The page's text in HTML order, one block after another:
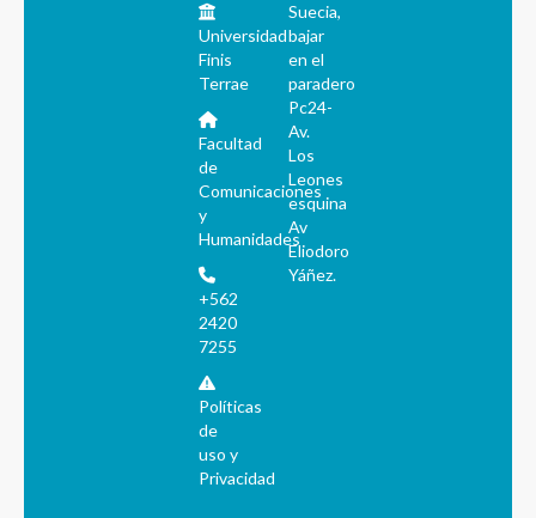
Universidad
Finis
Terrae
Facultad
de
Comunicaciones
y
Humanidades
+562
2420
7255
Políticas
de
uso y
Privacidad
Suecia,
bajar
en el
paradero
Pc24-
Av.
Los
Leones
esquina
Av
Eliodoro
Yáñez.